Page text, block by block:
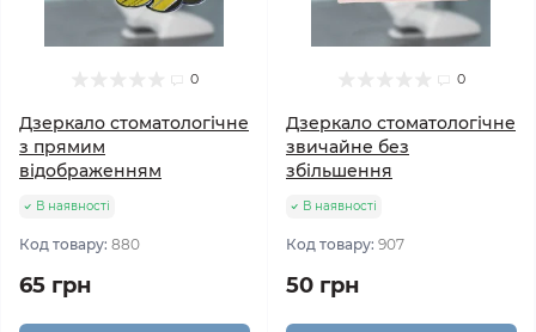
0
Дзеркало стоматологічне
з прямим
відображенням
В наявності
Код товару: 880
65 грн
0
Дзеркало стоматологічне
звичайне без
збільшення
В наявності
Код товару: 907
50 грн